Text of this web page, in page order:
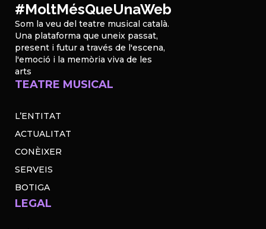
#MoltMésQueUnaWeb
Som la veu del teatre musical català.
Una plataforma que uneix passat,
present i futur a través de l'escena,
l'emoció i la memòria viva de les
arts
TEATRE MUSICAL
L’ENTITAT
ACTUALITAT
CONÈIXER
SERVEIS
BOTIGA
LEGAL